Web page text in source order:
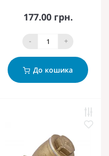
177.00 грн.
- +
До кошика